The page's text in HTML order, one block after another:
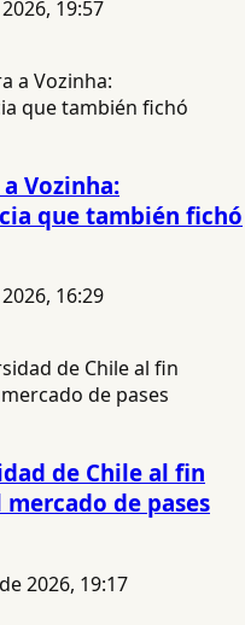
19:57
Vozinha:
que también fichó
16:29
de Chile al fin
de pases
2026, 19:17